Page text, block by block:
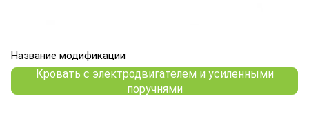
Название модификации
Кровать с электродвигателем и усиленными
поручнями